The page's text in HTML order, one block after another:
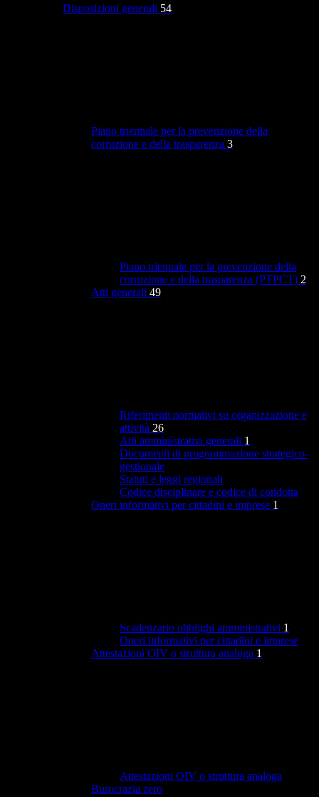
Disposizioni generali 54
Piano triennale per la prevenzione della
corruzione e della trasparenza 3
Piano triennale per la prevenzione della
corruzione e della trasparenza (PTPCT) 2
Atti generali 49
Riferimenti normativi su organizzazione e
attività 26
Atti amministrativi generali 1
Documenti di programmazione strategico-
gestionale
Statuti e leggi regionali
Codice disciplinare e codice di condotta
Oneri informativi per cittadini e imprese 1
Scadenzario obblighi amministrativi 1
Oneri informativi per cittadini e imprese
Attestazioni OIV o struttura analoga 1
Attestazioni OIV o struttura analoga
Burocrazia zero